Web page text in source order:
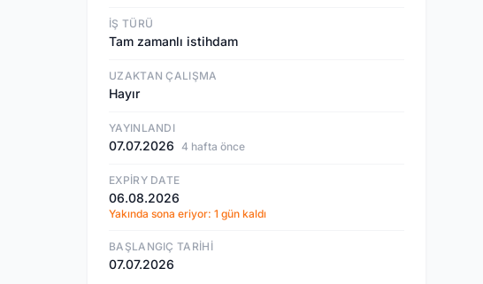
İŞ TÜRÜ
Tam zamanlı istihdam
UZAKTAN ÇALIŞMA
Hayır
YAYINLANDI
07.07.2026 4 hafta önce
EXPIRY DATE
06.08.2026
Yakında sona eriyor: 1 gün kaldı
BAŞLANGIÇ TARIHI
07.07.2026